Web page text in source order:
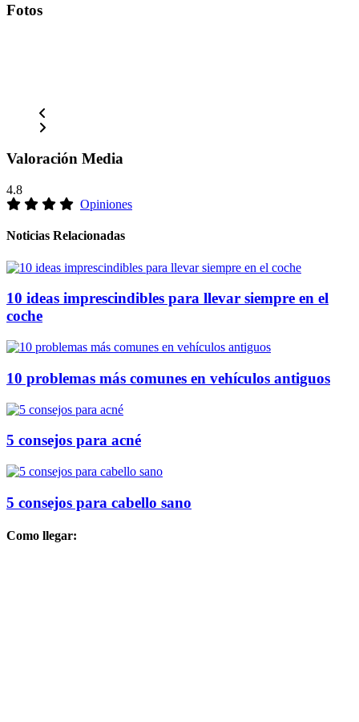
Fotos
Valoración Media
4.8
Opiniones
Noticias Relacionadas
10 ideas imprescindibles para llevar siempre en el
coche
10 problemas más comunes en vehículos antiguos
5 consejos para acné
5 consejos para cabello sano
Como llegar: